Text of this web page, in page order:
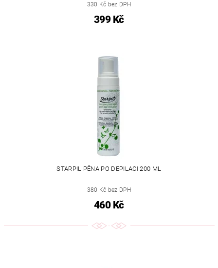
330 Kč bez DPH
399 Kč
STARPIL PĚNA PO DEPILACI 200 ML
380 Kč bez DPH
460 Kč